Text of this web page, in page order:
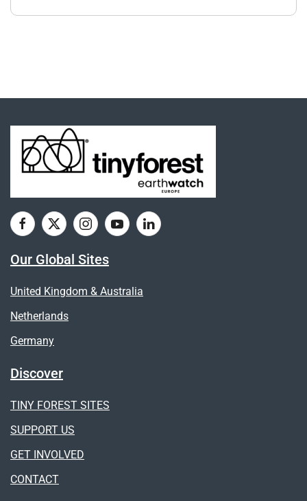
Our Global Sites
United Kingdom & Australia
Netherlands
Germany
Discover
TINY FOREST SITES
SUPPORT US
GET INVOLVED
CONTACT